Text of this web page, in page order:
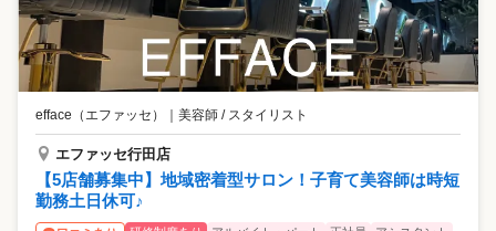
efface（エファッセ） ｜ 美容師 / スタイリスト
エファッセ行田店
【5店舗募集中】地域密着型サロン！子育て美容師は時短
勤務土日休可♪